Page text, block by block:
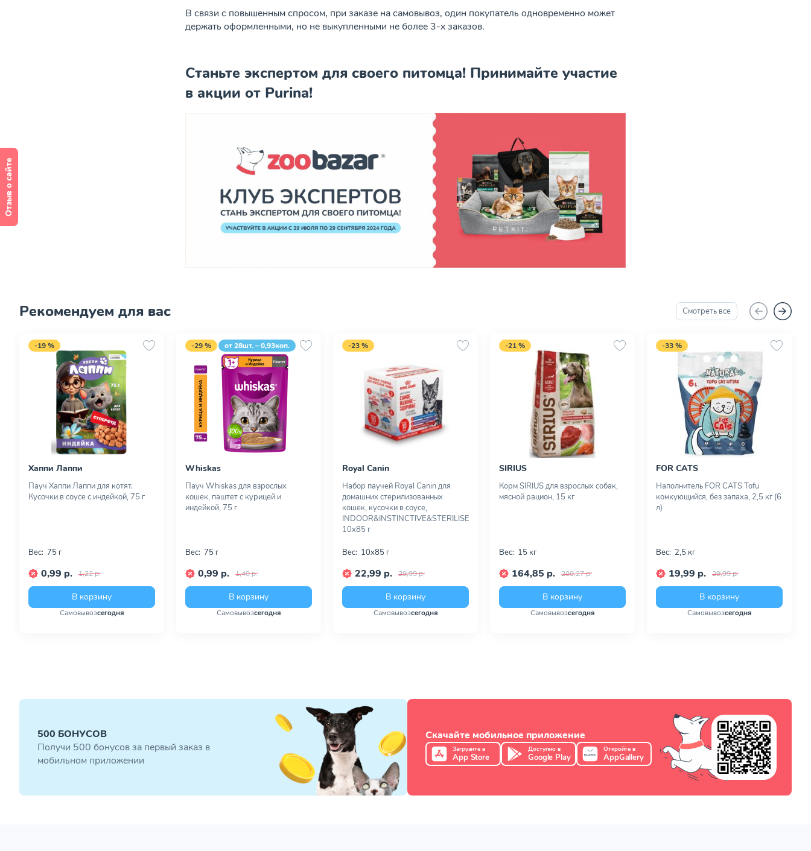
В связи с повышенным спросом, при заказе на самовывоз, один покупатель одновременно может
держать оформленными, но не выкупленными не более 3-х заказов.
Станьте экспертом для своего питомца! Принимайте участие
в акции от Purina!
Рекомендуем для вас Смотреть все
-19 %
Хаппи Лаппи
Пауч Хаппи Лаппи для котят.
Кусочки в соусе с индейкой, 75 г
Вес: 75 г
0,99 р. 1,22 р.
В корзину
Самовывозсегодня
-29 % от 28шт. – 0,93коп.
Whiskas
Пауч Whiskas для взрослых
кошек, паштет с курицей и
индейкой, 75 г
Вес: 75 г
0,99 р. 1,40 р.
В корзину
Самовывозсегодня
-23 %
Royal Canin
Набор паучей Royal Canin для
домашних стерилизованных
кошек, кусочки в соусе,
INDOOR&INSTINCTIVE&STERILISED,
10х85 г
Вес: 10х85 г
22,99 р. 29,99 р.
В корзину
Самовывозсегодня
-21 %
SIRIUS
Корм SIRIUS для взрослых собак,
мясной рацион, 15 кг
Вес: 15 кг
164,85 р. 209,27 р.
В корзину
Самовывозсегодня
-33 %
FOR CATS
Наполнитель FOR CATS Tofu
комкующийся, без запаха, 2,5 кг (6
л)
Вес: 2,5 кг
19,99 р. 29,99 р.
В корзину
Самовывозсегодня
500 БОНУСОВ
Получи 500 бонусов за первый заказ в
мобильном приложении
Скачайте мобильное приложение
Загрузите в
App Store
Доступно в
Google Play
Откройте в
AppGallery
Отзыв о сайте